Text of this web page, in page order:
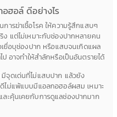
ฮอล์ ดีอย่างไร
ารฆ่าเชื้อโรค ให้ความรู้สึกแสบๆ
แต่ไม่เหมาะกับช่องปากหลายคน
เยื่อบุช่องปาก หรือแสบจนเกิดแผล
ป อาจทำให้สำลักหรือเป็นอันตรายได้
จุดเด่นที่ไม่แสบปาก แล้วยัง
ไม่แพ้แบบมีแอลกอฮอล์ผสม เหมาะ
ะคุ้นเคยกับการดูแลช่องปากมาก